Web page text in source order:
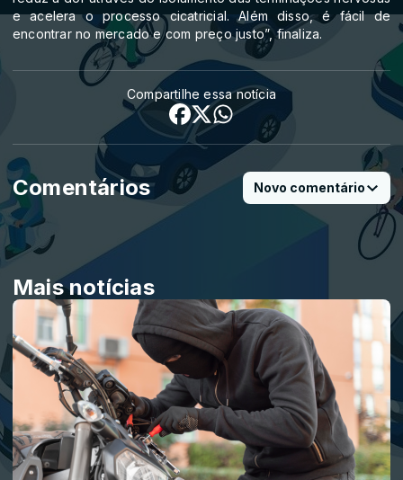
e acelera o processo cicatricial. Além disso, é fácil de
encontrar no mercado e com preço justo”, finaliza.
Compartilhe essa notícia
Comentários Novo comentário
Mais notícias